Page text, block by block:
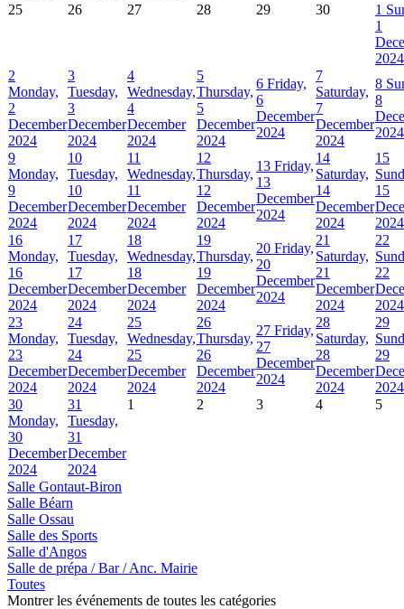
25
26 27 28 29 30 1
1
2024
2
Monday,
2
December
2024
3
Tuesday,
3
December
2024
4
Wednesday,
4
December
2024
5
Thursday,
5
December
2024
6 Friday,
6
December
2024
7
Saturday,
7
December
2024
8
8
2024
9
Monday,
9
December
2024
10
Tuesday,
10
December
2024
11
Wednesday,
11
December
2024
12
Thursday,
12
December
2024
13 Friday,
13
December
2024
14
Saturday,
14
December
2024
15
15
2024
16
Monday,
16
December
2024
17
Tuesday,
17
December
2024
18
Wednesday,
18
December
2024
19
Thursday,
19
December
2024
20 Friday,
20
December
2024
21
Saturday,
21
December
2024
22
22
2024
23
Monday,
23
December
2024
24
Tuesday,
24
December
2024
25
Wednesday,
25
December
2024
26
Thursday,
26
December
2024
27 Friday,
27
December
2024
28
Saturday,
28
December
2024
29
29
2024
30
Monday,
30
December
2024
31
Tuesday,
31
December
2024
1 2 3 4 5
Salle Gontaut-Biron
Salle Béarn
Salle Ossau
Salle des Sports
Salle d'Angos
Salle de prépa / Bar / Anc. Mairie
Toutes
Montrer les événements de toutes les catégories